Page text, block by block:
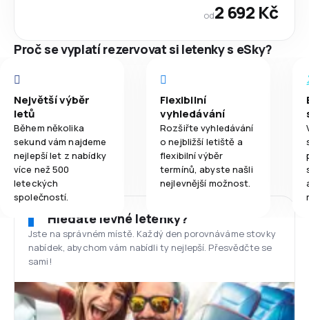
od2 692 Kč
Proč se vyplatí rezervovat si letenky s eSky?
Největší výběr
letů
Během několika
sekund vám najdeme
nejlepší let z nabídky
více než 500
leteckých
společností.
Flexibilní
vyhledávání
Rozšiřte vyhledávání
o nejbližší letiště a
flexibilní výběr
termínů, abyste našli
nejlevnější možnost.
Hledáte levné letenky?
Jste na správném místě. Každý den porovnáváme stovky
nabídek, abychom vám nabídli ty nejlepší. Přesvědčte se
sami!